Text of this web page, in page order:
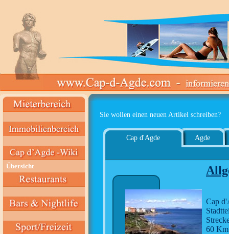
Übersicht
Sie wollen einen neuen Artikel schreiben?
Cap d'Agde Agde
Cap
60